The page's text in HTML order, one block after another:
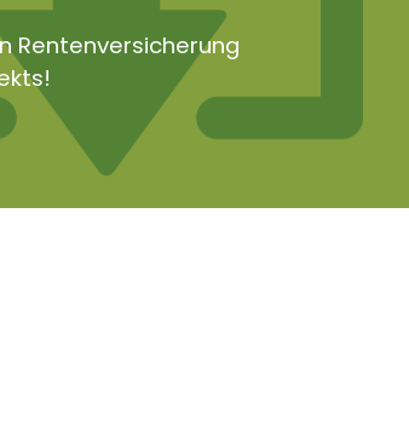
Rentenversicherung